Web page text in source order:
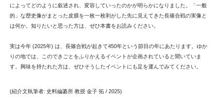
によってどのように叙述され、変容していったのかが明らかになりました。「一般
的」な歴史像がまとった皮膜を一枚一枚剥がした先に見えてきた長篠合戦の実像と
は何か。知りたいと思った方は、ぜひ本書をお読みください。
実は今年 (2025年) は、長篠合戦が起きて450年という節目の年にあたります。ゆか
りの地では、このできごとをふりかえるイベントが企画されていると聞いていま
す。興味を持たれた方は、ぜひそうしたイベントにも足を運んでみてください。
(紹介文執筆者: 史料編纂所 教授 金子 拓 / 2025)